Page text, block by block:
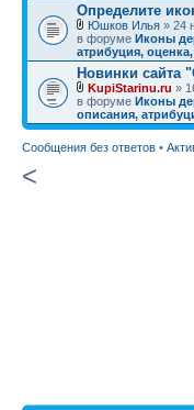
Определите
Юшков Илья » 24
в форуме Иконы
атрибуция,
Новинки сайта
KupiStarinu.ru »
в форуме Иконы
описания,
Сообщения без ответов •
<